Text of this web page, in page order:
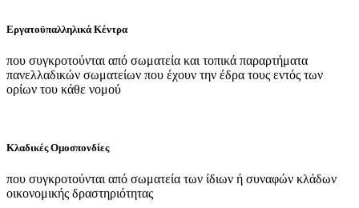
Εργατοϋπαλληλικά Κέντρα
που συγκροτούνται από σωματεία και τοπικά παραρτήματα
πανελλαδικών σωματείων που έχουν την έδρα τους εντός των
ορίων του κάθε νομού
Κλαδικές Ομοσπονδίες
που συγκροτούνται από σωματεία των ίδιων ή συναφών κλάδων
οικονομικής δραστηριότητας